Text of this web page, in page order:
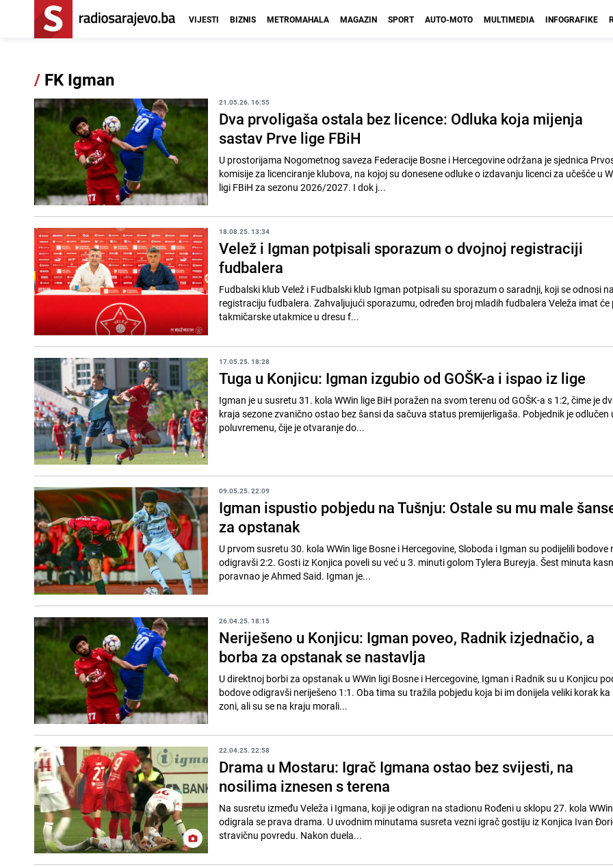
VIJESTI BIZNIS METROMAHALA MAGAZIN SPORT AUTO-MOTO MULTIMEDIA INFOGRAFIKE
/ FK Igman
21.05.26. 16:55
Dva prvoligaša ostala bez licence: Odluka koja mijenja
sastav Prve lige FBiH
U prostorijama Nogometnog saveza Federacije Bosne i Hercegovine održana je sjednica
komisije za licenciranje klubova, na kojoj su donesene odluke o izdavanju licenci za učešće u
ligi FBiH za sezonu 2026/2027. I dok j...
18.08.25. 13:34
Velež i Igman potpisali sporazum o dvojnoj registraciji
fudbalera
Fudbalski klub Velež i Fudbalski klub Igman potpisali su sporazum o saradnji, koji se odnosi
registraciju fudbalera. Zahvaljujući sporazumu, određen broj mladih fudbalera Veleža imat će
takmičarske utakmice u dresu f...
17.05.25. 18:28
Tuga u Konjicu: Igman izgubio od GOŠK-a i ispao iz lige
Igman je u susretu 31. kola WWin lige BiH poražen na svom terenu od GOŠK-a s 1:2, čime je
kraja sezone zvanično ostao bez šansi da sačuva status premijerligaša. Pobjednik je odlučen
poluvremenu, čije je otvaranje do...
09.05.25. 22:09
Igman ispustio pobjedu na Tušnju: Ostale su mu male
za opstanak
U prvom susretu 30. kola WWin lige Bosne i Hercegovine, Sloboda i Igman su podijelili bodove
odigravši 2:2. Gosti iz Konjica poveli su već u 3. minuti golom Tylera Bureyja. Šest minuta
poravnao je Ahmed Said. Igman je...
26.04.25. 18:15
Neriješeno u Konjicu: Igman poveo, Radnik izjednačio, a
borba za opstanak se nastavlja
U direktnoj borbi za opstanak u WWin ligi Bosne i Hercegovine, Igman i Radnik su u Konjicu
bodove odigravši neriješeno 1:1. Oba tima su tražila pobjedu koja bi im donijela veliki korak
zoni, ali su se na kraju morali...
22.04.25. 22:58
Drama u Mostaru: Igrač Igmana ostao bez svijesti, na
nosilima iznesen s terena
Na susretu između Veleža i Igmana, koji je odigran na stadionu Rođeni u sklopu 27. kola
odigrala se prava drama. U uvodnim minutama susreta vezni igrač gostiju iz Konjica Ivan
stravičnu povredu. Nakon duela...